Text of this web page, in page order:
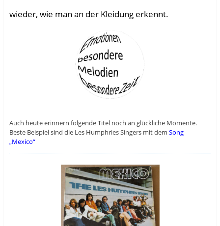
wieder, wie man an der Kleidung erkennt.
Auch heute erinnern folgende Titel noch an glückliche Momente.
Beste Beispiel sind die Les Humphries Singers mit dem Song
„Mexico“